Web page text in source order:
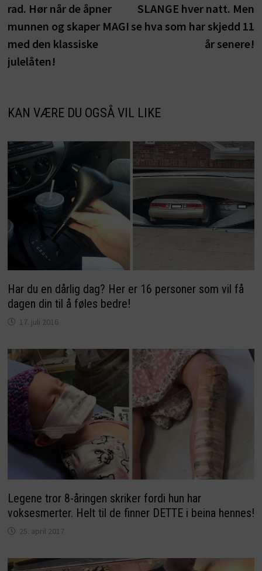
rad. Hør når de åpner
munnen og skaper MAGI
med den klassiske
julelåten!
SLANGE hver natt. Men
se hva som har skjedd 11
år senere!
KAN VÆRE DU OGSÅ VIL LIKE
Har du en dårlig dag? Her er 16 personer som vil få
dagen din til å føles bedre!
17. juli 2016
Legene tror 8-åringen skriker fordi hun har
voksesmerter. Helt til de finner DETTE i beina hennes!
25. april 2017